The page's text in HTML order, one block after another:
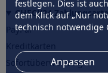
festlegen. Dies ist
dem Klick auf „Nur
technisch notwendige
Anpassen
CHECK24
PayPal
Sofortüberweisung